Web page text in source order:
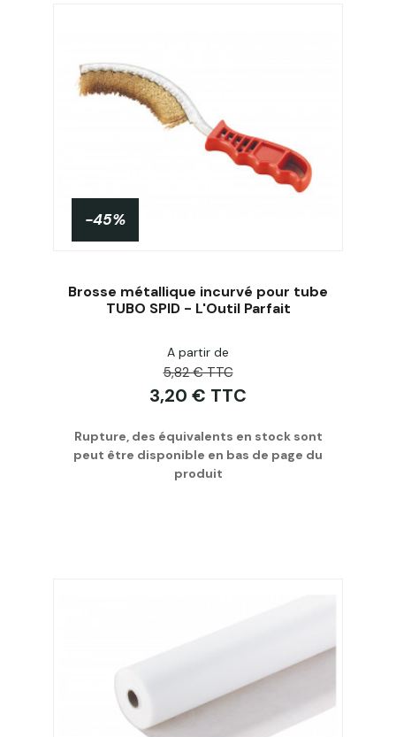
Personnaliser
-45%
Brosse métallique incurvé pour tube
TUBO SPID - L'Outil Parfait
A partir de
5,82 € TTC
3,20 € TTC
Rupture, des équivalents en stock sont
peut être disponible en bas de page du
produit